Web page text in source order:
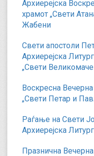
Архиерејска
храмот „Свети
Жабени
Свети апостоли
Архиерејска
„Свети
Воскресна
„Свети Петар и
Раѓање на Свети
Архиерејска
Празнична